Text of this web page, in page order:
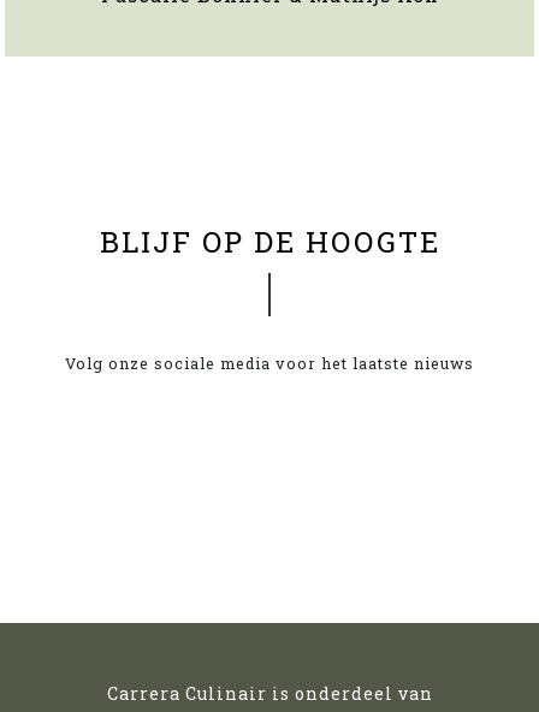
BLIJF OP DE HOOGTE
Volg onze sociale media voor het laatste nieuws
Carrera Culinair is onderdeel van